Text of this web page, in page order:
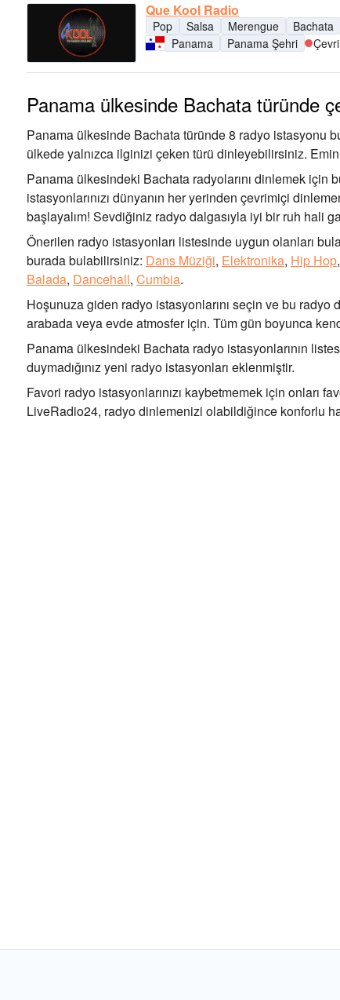
Que Kool Radio
Pop Salsa Merengue Bachata
Panama
Panama Şehri
Panama ülkesinde Bachata türünde
Panama ülkesinde Bachata türünde 8 radyo istasyonu
ülkede yalnızca ilginizi çeken türü dinleyebilirsiniz.
Panama ülkesindeki Bachata radyolarını dinlemek
istasyonlarınızı dünyanın her yerinden çevrimiçi
başlayalım! Sevdiğiniz radyo dalgasıyla iyi bir ruh hali
Önerilen radyo istasyonları listesinde uygun olanları
burada bulabilirsiniz: Dans Müziği, Elektronika, Hip Hop,
Balada, Dancehall, Cumbia.
Hoşunuza giden radyo istasyonlarını seçin ve bu radyo
arabada veya evde atmosfer için. Tüm gün boyunca
Panama ülkesindeki Bachata radyo istasyonlarının
duymadığınız yeni radyo istasyonları eklenmiştir.
Favori radyo istasyonlarınızı kaybetmemek için onları
LiveRadio24, radyo dinlemenizi olabildiğince konforlu